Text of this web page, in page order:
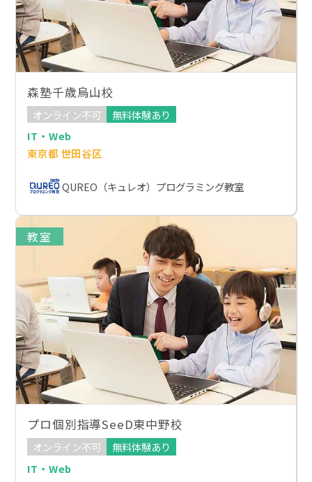
森塾千歳烏山校
オンライン不可
無料体験あり
IT・Web
東京都 世田谷区
QUREO（キュレオ）プログラミング教室
教室
プロ個別指導SeeD東中野校
オンライン不可
無料体験あり
IT・Web